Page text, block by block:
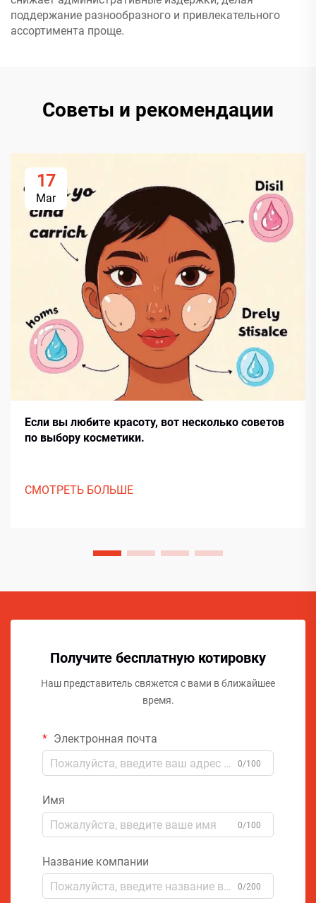
поддержание разнообразного и привлекательного
ассортимента проще.
Советы и рекомендации
17
Mar
Если вы любите красоту, вот несколько советов
по выбору косметики.
СМОТРЕТЬ БОЛЬШЕ
Получите бесплатную котировку
Наш представитель свяжется с вами в ближайшее
время.
Электронная почта
0/100
Имя
0/100
Название компании
0/200